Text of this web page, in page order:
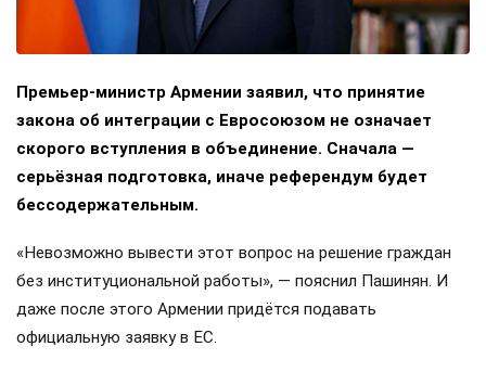
Премьер-министр Армении заявил, что принятие
закона об интеграции с Евросоюзом не означает
скорого вступления в объединение. Сначала —
серьёзная подготовка, иначе референдум будет
бессодержательным.
«Невозможно вывести этот вопрос на решение граждан
без институциональной работы», — пояснил Пашинян. И
даже после этого Армении придётся подавать
официальную заявку в ЕС.